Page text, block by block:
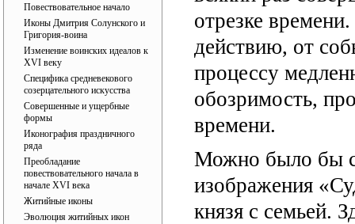
Повествовательное начало
Иконы Дмитрия Солунского и
Григория-воина
Изменение воинских идеалов к
XVI веку
Специфика средневекового
созерцательного искусства
Совершенные и ущербные
формы
Иконография праздничного
ряда
Преобладание
повествовательного начала в
начале XVI века
Житийные иконы
Эволюция житийных икон
отрезке
действию, от
процессу
обозримость,
времени.
Можно было бы
изображения
князя с семьей.